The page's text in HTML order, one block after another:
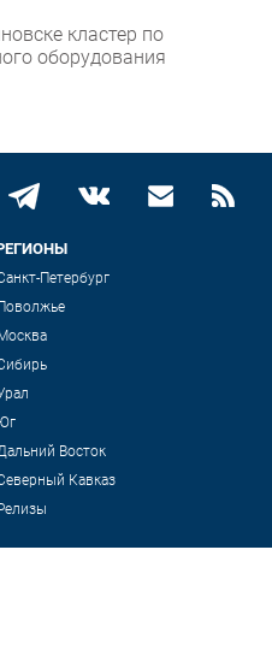
кластер по
оборудования
Петербург
Юг
Восток
Кавказ